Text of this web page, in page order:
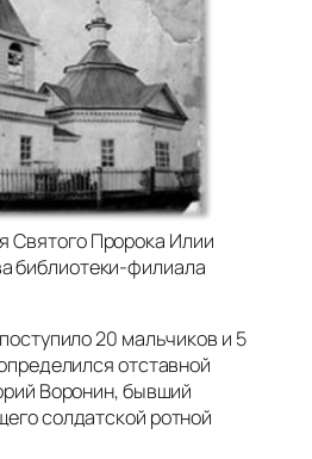
Святого Пророка Илии
библиотеки-филиала
20 мальчиков и 5
отставной
Воронин, бывший
солдатской ротной